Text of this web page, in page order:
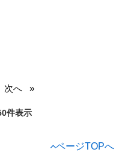
次へ
件表示
ページTOPへ